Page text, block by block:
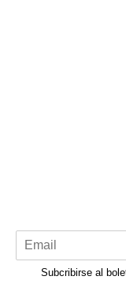
Subcribirse al